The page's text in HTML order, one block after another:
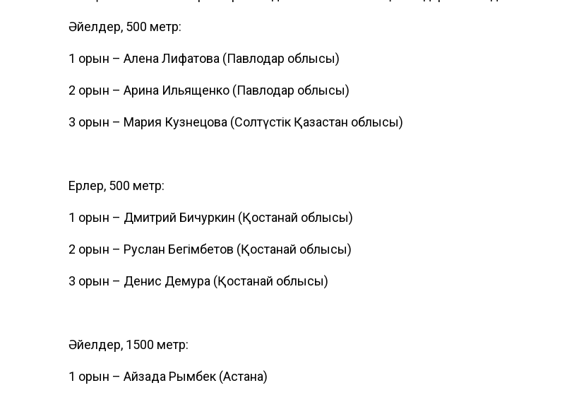
Әйелдер, 500 метр:
1 орын – Алена Лифатова (Павлодар облысы)
2 орын – Арина Ильященко (Павлодар облысы)
3 орын – Мария Кузнецова (Солтүстік Қазақстан облысы)
Ерлер, 500 метр:
1 орын – Дмитрий Бичуркин (Қостанай облысы)
2 орын – Руслан Бегімбетов (Қостанай облысы)
3 орын – Денис Демура (Қостанай облысы)
Әйелдер, 1500 метр:
1 орын – Айзада Рымбек (Астана)